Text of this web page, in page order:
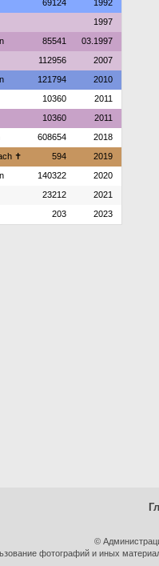
69124 1992
1997
85541 03.1997
112956 2007
121794 2010
10360 2011
10360 2011
608654 2018
✝ 594 2019
140322 2020
23212 2021
203 2023
©
фотографий и иных